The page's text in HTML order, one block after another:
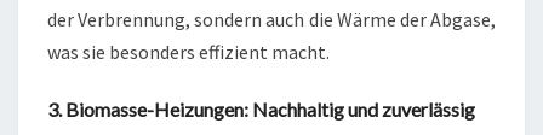
der Verbrennung, sondern auch die Wärme der Abgase,
was sie besonders effizient macht.
3. Biomasse-Heizungen: Nachhaltig und zuverlässig